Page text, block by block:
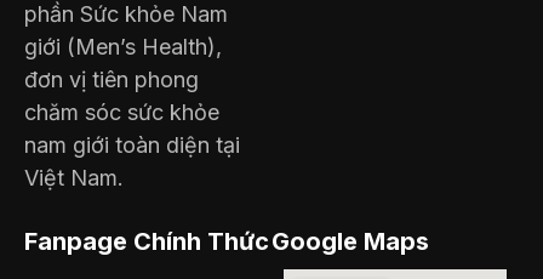
phần Sức khỏe Nam
giới (Men’s Health),
đơn vị tiên phong
chăm sóc sức khỏe
nam giới toàn diện tại
Việt Nam.
Fanpage Chính ThứcGoogle Maps